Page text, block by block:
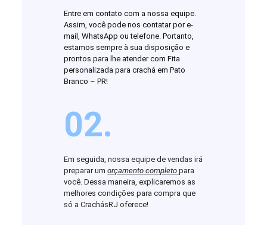
Entre em contato com a nossa equipe.
Assim, você pode nos contatar por e-
mail, WhatsApp ou telefone. Portanto,
estamos sempre à sua disposição e
prontos para lhe atender com Fita
personalizada para crachá em Pato
Branco – PR!
02.
Em seguida, nossa equipe de vendas irá
preparar umorçamento completopara
você. Dessa maneira, explicaremos as
melhores condições para compra que
só a CrachásRJ oferece!